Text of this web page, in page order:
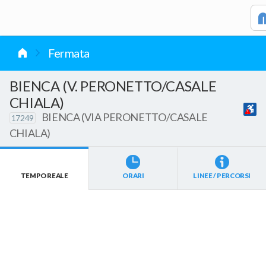
Fermata
BIENCA (V. PERONETTO/CASALE
CHIALA)
17249
BIENCA (VIA PERONETTO/CASALE
CHIALA)
TEMPO REALE ORARI LINEE / PERCORSI